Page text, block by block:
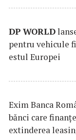
DP WORLD
pentru vehicule
estul Europei
Exim Banca
bănci care
extinderea